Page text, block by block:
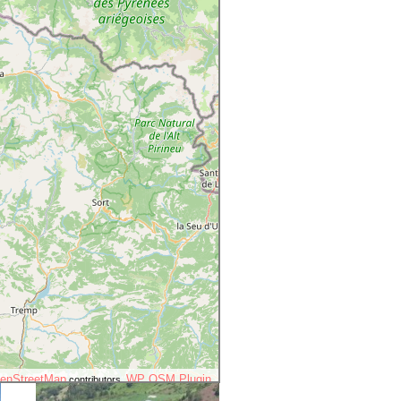
contributors.WP OSM Plugin